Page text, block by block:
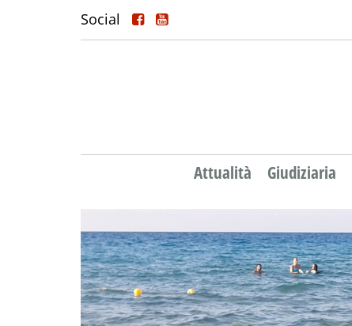
Social
Attualità Giudiziaria